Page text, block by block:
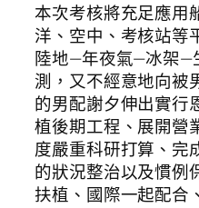
本次考核將充足應用
洋、空中、考核站等
陸地—年夜氣—冰架—
測，又不經意地向被
的男配謝夕伸出實行
植後期工程、展開營
度嚴重科研打算、完
的狀況整治以及慣例
扶植、國際一起配合